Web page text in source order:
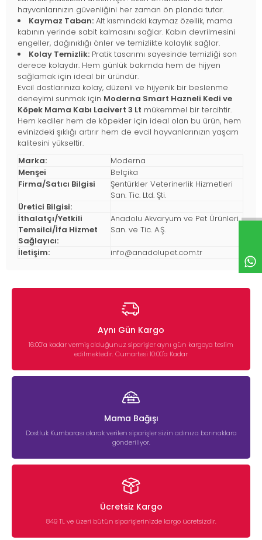
hayvanlarınızın güvenliğini her zaman ön planda tutar.
Kaymaz Taban: Alt kısmındaki kaymaz özellik, mama
kabının yerinde sabit kalmasını sağlar. Kabın devrilmesini
engeller, dağınıklığı önler ve temizlikte kolaylık sağlar.
Kolay Temizlik: Pratik tasarımı sayesinde temizliği son
derece kolaydır. Hem günlük bakımda hem de hijyen
sağlamak için ideal bir üründür.
Evcil dostlarınıza kolay, düzenli ve hijyenik bir beslenme
deneyimi sunmak için Moderna Smart Hazneli Kedi ve
Köpek Mama Kabı Lacivert 3 Lt mükemmel bir tercihtir.
Hem kediler hem de köpekler için ideal olan bu ürün, hem
evinizdeki şıklığı artırır hem de evcil hayvanlarınızın yaşam
kalitesini yükseltir.
Marka:
Moderna
Menşei
Belçika
Firma/Satıcı Bilgisi
Şentürkler Veterinerlik Hizmetleri
San. Tic. Ltd. Şti.
Üretici Bilgisi:
İthalatçı/Yetkili
Temsilci/İfa Hizmet
Sağlayıcı:
Anadolu Akvaryum ve Pet Ürünleri
San. ve Tic. A.Ş.
İletişim: info@anadolupet.com.tr
Aynı Gün Kargo
16:00’a kadar vermiş olduğunuz siparişler aynı gün kargoya teslim
edilmektedir. Cumartesi 10:00'a Kadar
Mama Bağışı
Dostluk Kumbarası olarak verilen siparişler sizin adınıza barınaklara
gönderiliyor.
Ücretsiz Kargo
849 TL ve üzeri bütün siparişlerinizde kargo ücretsizdir.